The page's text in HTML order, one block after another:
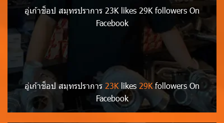
อู่เก้าช็อป สมุทรปราการ 23K likes 29K followers On
Facebook
อู่เก้าช็อป สมุทรปราการ 23Klikes 29Kfollowers On
Facebook